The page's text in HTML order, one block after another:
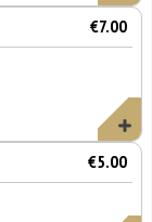
€7.00
€5.00